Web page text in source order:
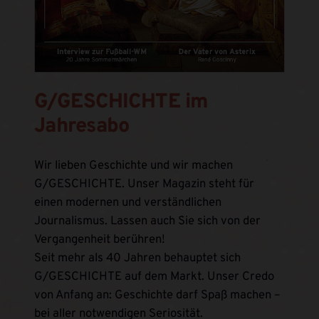
G/GESCHICHTE im
Jahresabo
Wir lieben Geschichte und wir machen
G/GESCHICHTE. Unser Magazin steht für
einen modernen und verständlichen
Journalismus. Lassen auch Sie sich von der
Vergangenheit berühren!
Seit mehr als 40 Jahren behauptet sich
G/GESCHICHTE auf dem Markt. Unser Credo
von Anfang an: Geschichte darf Spaß machen –
bei aller notwendigen Seriosität.